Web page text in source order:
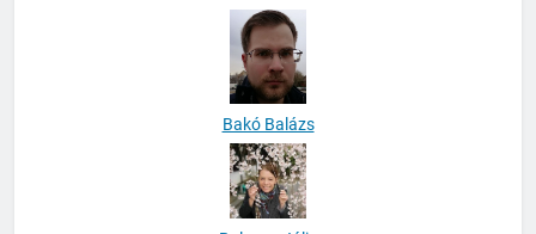
Bakó Ádám
Bakó Balázs